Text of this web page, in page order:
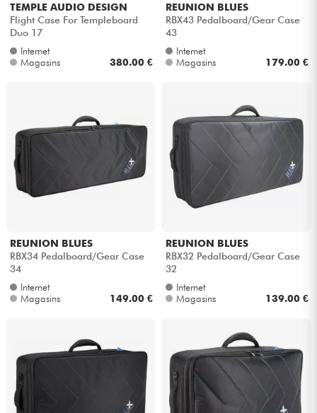
Eveil Musical
Câbles & Access.
Packs
Voir nos marques
TEMPLE AUDIO DESIGN
Flight Case For Templeboard
Duo 17
Internet
Magasins
380.00 €
REUNION BLUES
RBX43 Pedalboard/Gear Case
43
Internet
Magasins
179.00 €
REUNION BLUES
RBX34 Pedalboard/Gear Case
34
Internet
Magasins
149.00 €
REUNION BLUES
RBX32 Pedalboard/Gear Case
32
Internet
Magasins
139.00 €